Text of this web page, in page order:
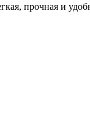
прочная и